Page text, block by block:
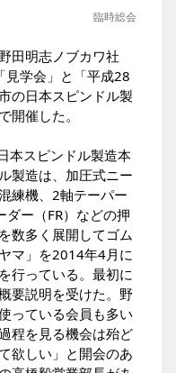
臨時総会
田明志ノブカワ社
学会」と「平成28
の日本スピンドル製
開催した。
本スピンドル製造本
製造は、加圧式ニー
練機、2軸テーパー
ダー（FR）などの押
数多く展開してゴム
マ」を2014年4月に
行っている。最初に
要説明を受けた。野
っている会員も多い
程を見る機会は殆ど
欲しい」と開会のあ